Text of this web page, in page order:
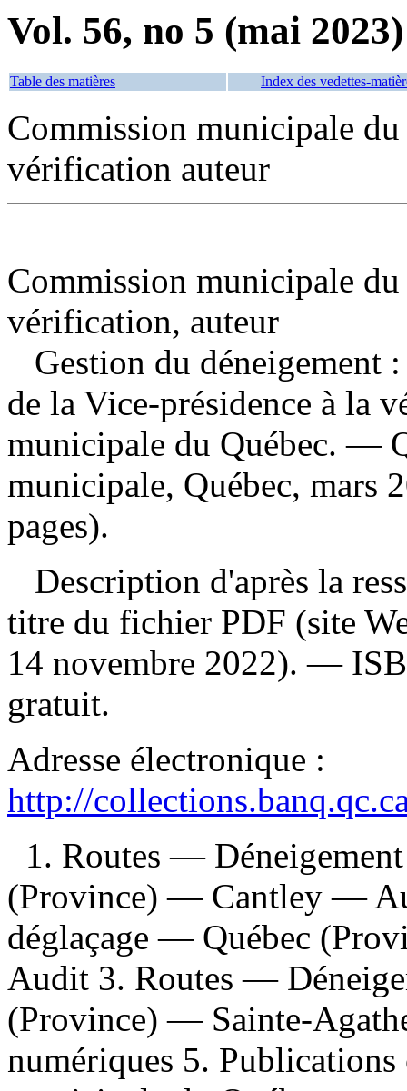
Vol. 56, no 5 (mai 2023)
Table des matières Index des vedettes-
Commission municipale
vérification auteur
Commission municipale
vérification, auteur
Gestion du déneigement
de la Vice-présidence à la
municipale du Québec. —
municipale, Québec, mars
pages).
Description d'après la
titre du fichier PDF (site
14 novembre 2022). —
gratuit.
Adresse électronique :
http://
1. Routes —
(Province) — Cantley —
déglaçage — Québec
Audit 3. Routes —
(Province) — Sainte-
numériques 5.